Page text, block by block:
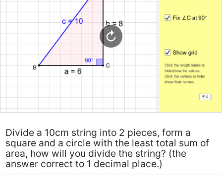
Divide a 10cm string into 2 pieces, form a
square and a circle with the least total sum of
area, how will you divide the string? (the
answer correct to 1 decimal place.)